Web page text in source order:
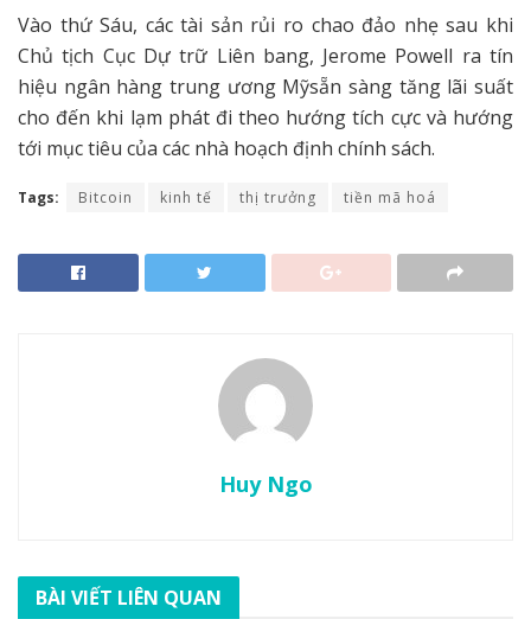
Vào thứ Sáu, các tài sản rủi ro chao đảo nhẹ sau khi
Chủ tịch Cục Dự trữ Liên bang, Jerome Powell ra tín
hiệu ngân hàng trung ương Mỹsẵn sàng tăng lãi suất
cho đến khi lạm phát đi theo hướng tích cực và hướng
tới mục tiêu của các nhà hoạch định chính sách.
Tags: Bitcoin kinh tế thị trưởng tiền mã hoá
Huy Ngo
BÀI VIẾT LIÊN QUAN